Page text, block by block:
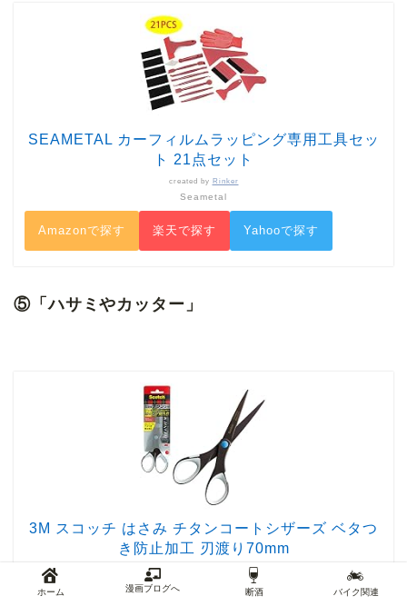
SEAMETAL カーフィルムラッピング専用工具セッ
ト 21点セット
created by Rinker
Seametal
Amazonで探す 楽天で探す Yahooで探す
⑤「ハサミやカッター」
3M スコッチ はさみ チタンコートシザーズ ベタつ
き防止加工 刃渡り70mm
スリーエム(3M)
ホーム 漫画ブログへ 断酒 バイク関連